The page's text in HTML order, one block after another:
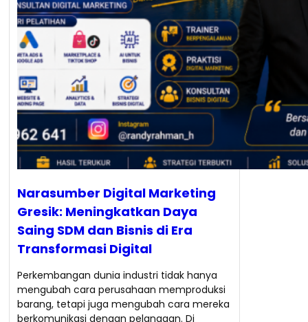
Narasumber Digital Marketing
Gresik: Meningkatkan Daya
Saing SDM dan Bisnis di Era
Transformasi Digital
Perkembangan dunia industri tidak hanya
mengubah cara perusahaan memproduksi
barang, tetapi juga mengubah cara mereka
berkomunikasi dengan pelanggan. Di